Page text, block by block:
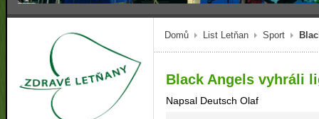
Domů List Letňan Sport
Black Angels vyhráli
Napsal Deutsch Olaf